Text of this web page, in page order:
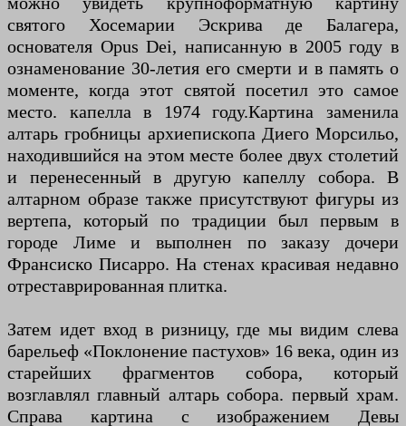
святого Хосемарии Эскрива де Балагера,
основателя Opus Dei, написанную в 2005 году в
ознаменование 30-летия его смерти и в память о
моменте, когда этот святой посетил это самое
место. капелла в 1974 году.​ Картина заменила
алтарь гробницы архиепископа Диего Морсильо,
находившийся на этом месте более двух столетий
и перенесенный в другую капеллу собора. В
алтарном образе также присутствуют фигуры из
вертепа, который по традиции был первым в
городе Лиме и выполнен по заказу дочери
Франсиско Писарро. На стенах красивая недавно
отреставрированная плитка.
Затем идет вход в ризницу, где мы видим слева
барельеф «Поклонение пастухов» 16 века, один из
старейших фрагментов собора, который
возглавлял главный алтарь собора. первый храм.
Справа картина с изображением Девы